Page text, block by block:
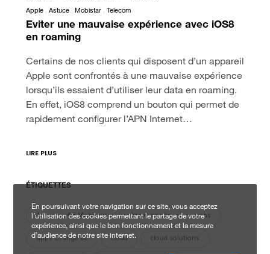
Apple Astuce Mobistar Telecom
Eviter une mauvaise expérience avec iOS8
en roaming
Certains de nos clients qui disposent d’un appareil
Apple sont confrontés à une mauvaise expérience
lorsqu’ils essaient d’utiliser leur data en roaming.
En effet, iOS8 comprend un bouton qui permet de
rapidement configurer l’APN Internet…
LIRE PLUS
ÉTIQUETTES
4g 4G Mobistar 4g orange be
apps
apps Orange Be
cloud
cloud solutions
En poursuivant votre navigation sur ce site, vous acceptez
l’utilisation des cookies permettant le partage de votre
expérience, ainsi que le bon fonctionnement et la mesure
d’audience de notre site internet.